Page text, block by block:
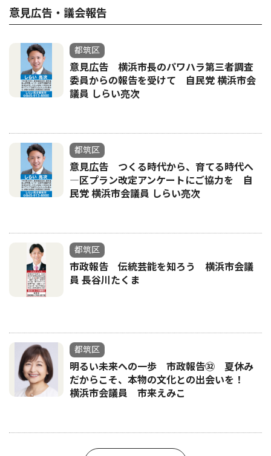
意見広告・議会報告
都筑区
意見広告 横浜市長のパワハラ第三者調査
委員からの報告を受けて 自民党 横浜市会
議員 しらい亮次
都筑区
意見広告 つくる時代から、育てる時代へ
―区プラン改定アンケートにご協力を 自
民党 横浜市会議員 しらい亮次
都筑区
市政報告 伝統芸能を知ろう 横浜市会議
員 長谷川たくま
都筑区
明るい未来への一歩 市政報告㉜ 夏休み
だからこそ、本物の文化との出会いを！
横浜市会議員 市来えみこ